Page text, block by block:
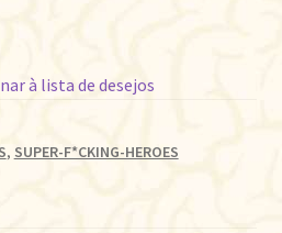
à lista de desejos
, SUPER-F*CKING-HEROES